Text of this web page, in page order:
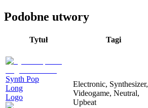
Podobne utwory
Tytuł Tagi
Synth Pop
Long
Logo
Electronic, Synthesizer,
Videogame, Neutral,
Upbeat